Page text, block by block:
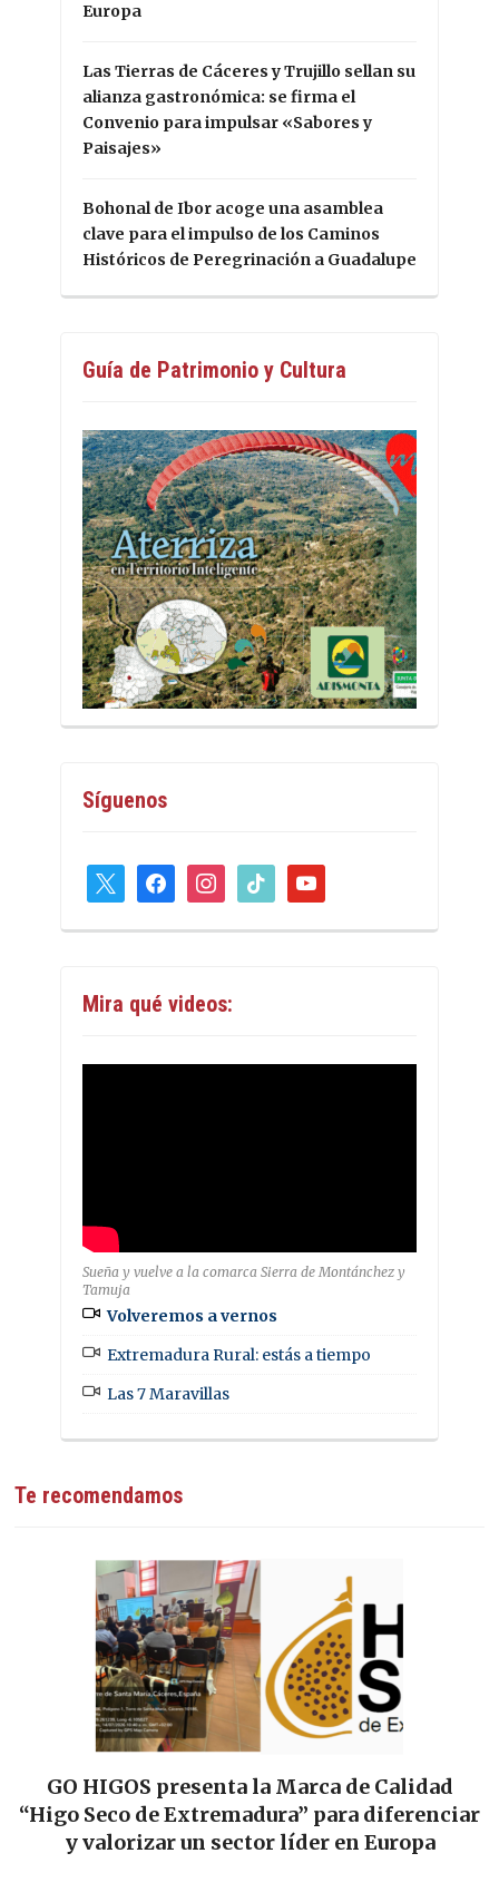
Europa
Las Tierras de Cáceres y Trujillo sellan su
alianza gastronómica: se firma el
Convenio para impulsar «Sabores y
Paisajes»
Bohonal de Ibor acoge una asamblea
clave para el impulso de los Caminos
Históricos de Peregrinación a Guadalupe
Guía de Patrimonio y Cultura
Síguenos
facebookinstagram
tiktok youtube
Mira qué videos:
Sueña y vuelve a la comarca Sierra de Montánchez y
Tamuja
Volveremos a vernos
Extremadura Rural: estás a tiempo
Las 7 Maravillas
Te recomendamos
GO HIGOS presenta la Marca de Calidad
“Higo Seco de Extremadura” para diferenciar
y valorizar un sector líder en Europa